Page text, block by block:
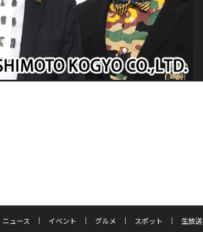
ニュース イベント グルメ スポット 生放送